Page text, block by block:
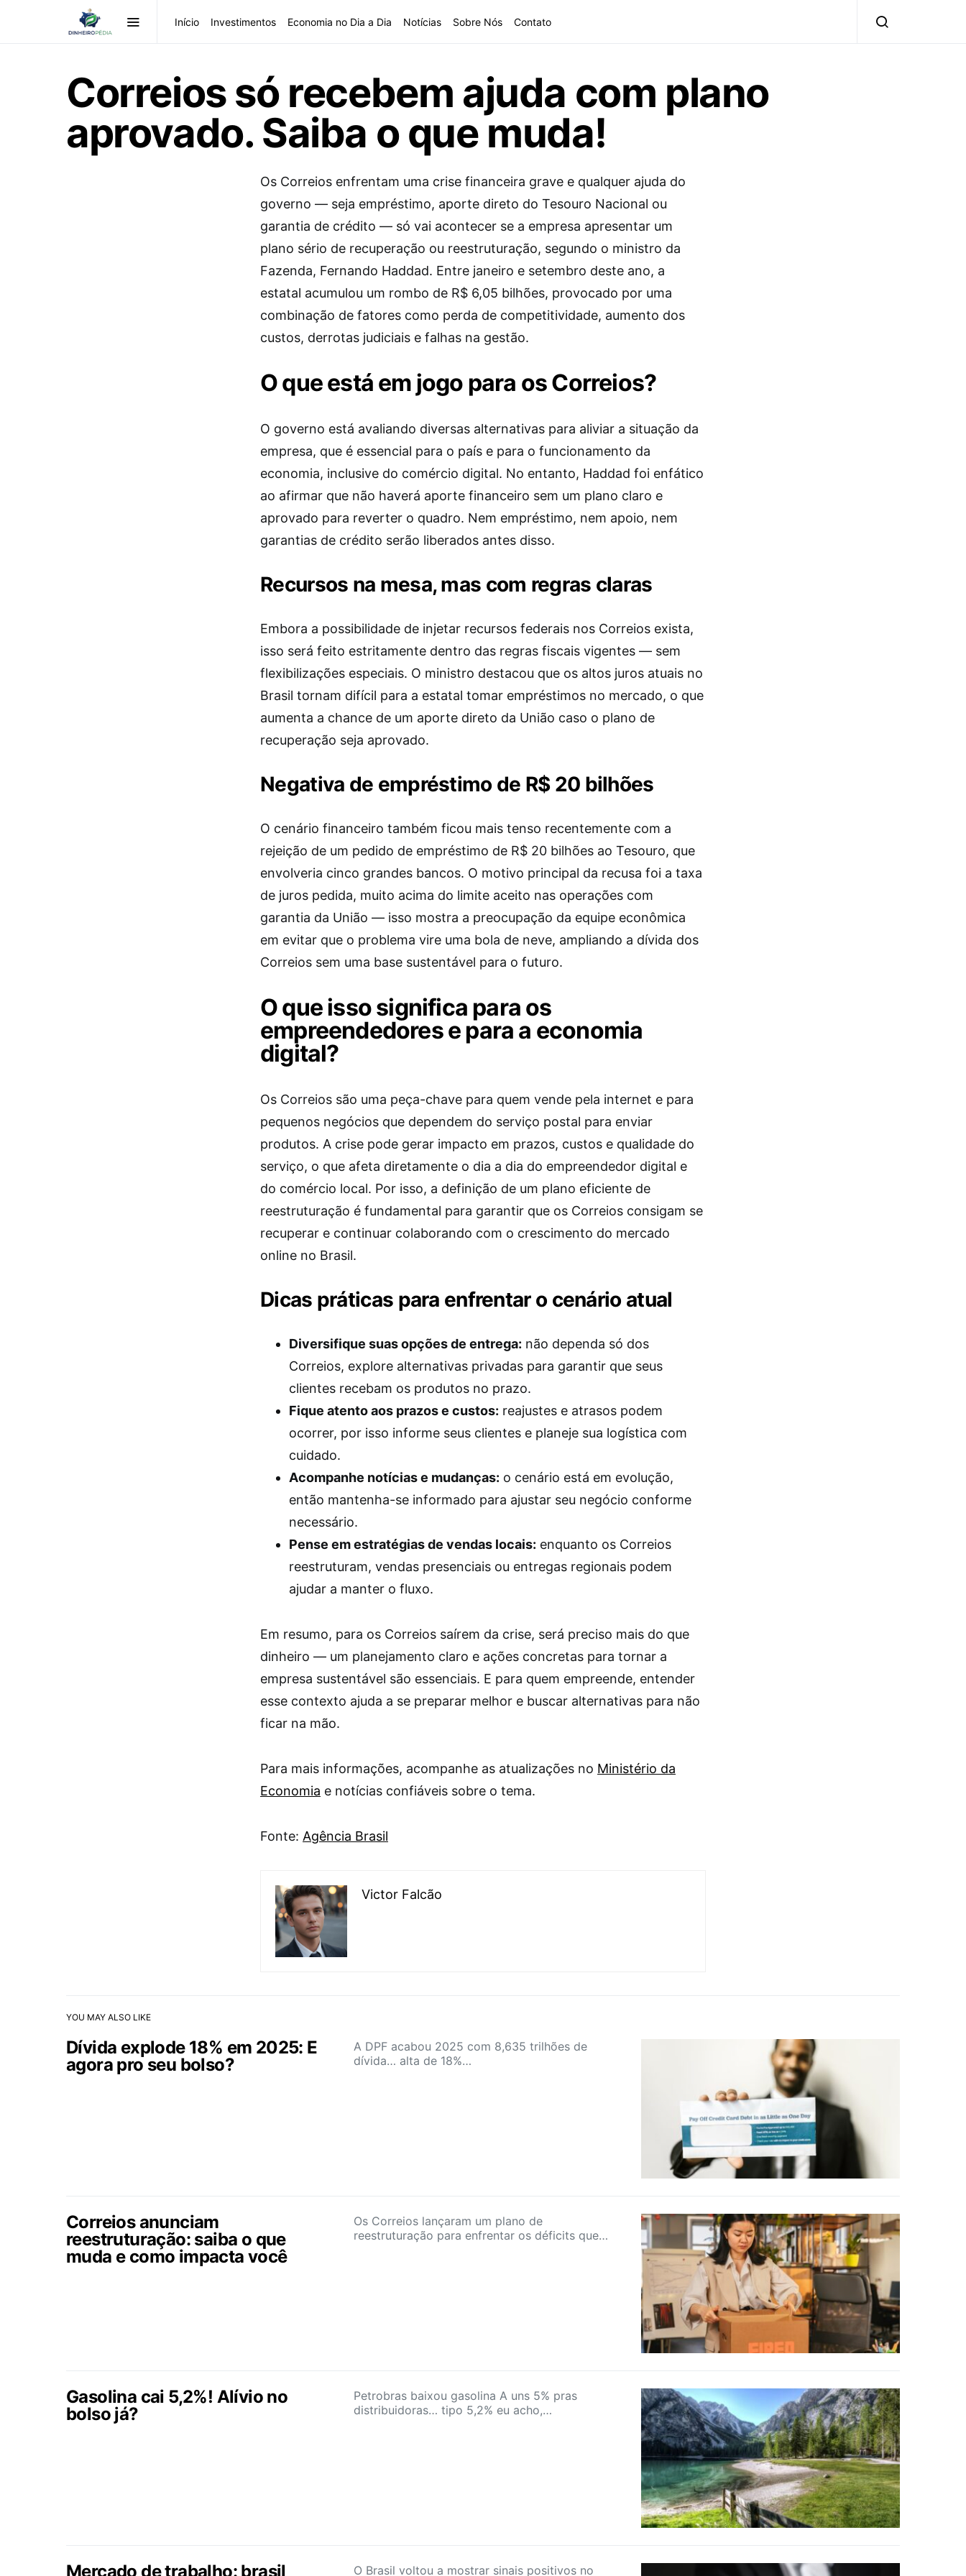
Início Investimentos Economia no Dia a Dia Notícias Sobre Nós Contato
Correios só recebem ajuda com plano
aprovado. Saiba o que muda!
Os Correios enfrentam uma crise financeira grave e qualquer ajuda do
governo — seja empréstimo, aporte direto do Tesouro Nacional ou
garantia de crédito — só vai acontecer se a empresa apresentar um
plano sério de recuperação ou reestruturação, segundo o ministro da
Fazenda, Fernando Haddad. Entre janeiro e setembro deste ano, a
estatal acumulou um rombo de R$ 6,05 bilhões, provocado por uma
combinação de fatores como perda de competitividade, aumento dos
custos, derrotas judiciais e falhas na gestão.
O que está em jogo para os Correios?
O governo está avaliando diversas alternativas para aliviar a situação da
empresa, que é essencial para o país e para o funcionamento da
economia, inclusive do comércio digital. No entanto, Haddad foi enfático
ao afirmar que não haverá aporte financeiro sem um plano claro e
aprovado para reverter o quadro. Nem empréstimo, nem apoio, nem
garantias de crédito serão liberados antes disso.
Recursos na mesa, mas com regras claras
Embora a possibilidade de injetar recursos federais nos Correios exista,
isso será feito estritamente dentro das regras fiscais vigentes — sem
flexibilizações especiais. O ministro destacou que os altos juros atuais no
Brasil tornam difícil para a estatal tomar empréstimos no mercado, o que
aumenta a chance de um aporte direto da União caso o plano de
recuperação seja aprovado.
Negativa de empréstimo de R$ 20 bilhões
O cenário financeiro também ficou mais tenso recentemente com a
rejeição de um pedido de empréstimo de R$ 20 bilhões ao Tesouro, que
envolveria cinco grandes bancos. O motivo principal da recusa foi a taxa
de juros pedida, muito acima do limite aceito nas operações com
garantia da União — isso mostra a preocupação da equipe econômica
em evitar que o problema vire uma bola de neve, ampliando a dívida dos
Correios sem uma base sustentável para o futuro.
O que isso significa para os
empreendedores e para a economia
digital?
Os Correios são uma peça-chave para quem vende pela internet e para
pequenos negócios que dependem do serviço postal para enviar
produtos. A crise pode gerar impacto em prazos, custos e qualidade do
serviço, o que afeta diretamente o dia a dia do empreendedor digital e
do comércio local. Por isso, a definição de um plano eficiente de
reestruturação é fundamental para garantir que os Correios consigam se
recuperar e continuar colaborando com o crescimento do mercado
online no Brasil.
Dicas práticas para enfrentar o cenário atual
Diversifique suas opções de entrega: não dependa só dos
Correios, explore alternativas privadas para garantir que seus
clientes recebam os produtos no prazo.
Fique atento aos prazos e custos: reajustes e atrasos podem
ocorrer, por isso informe seus clientes e planeje sua logística com
cuidado.
Acompanhe notícias e mudanças: o cenário está em evolução,
então mantenha-se informado para ajustar seu negócio conforme
necessário.
Pense em estratégias de vendas locais: enquanto os Correios
reestruturam, vendas presenciais ou entregas regionais podem
ajudar a manter o fluxo.
Em resumo, para os Correios saírem da crise, será preciso mais do que
dinheiro — um planejamento claro e ações concretas para tornar a
empresa sustentável são essenciais. E para quem empreende, entender
esse contexto ajuda a se preparar melhor e buscar alternativas para não
ficar na mão.
Para mais informações, acompanhe as atualizações no Ministério da
Economia e notícias confiáveis sobre o tema.
Fonte: Agência Brasil
Victor Falcão
YOU MAY ALSO LIKE
Dívida explode 18% em 2025: E
agora pro seu bolso?
A DPF acabou 2025 com 8,635 trilhões de
dívida… alta de 18%…
Correios anunciam
reestruturação: saiba o que
muda e como impacta você
Os Correios lançaram um plano de
reestruturação para enfrentar os déficits que…
Gasolina cai 5,2%! Alívio no
bolso já?
Petrobras baixou gasolina A uns 5% pras
distribuidoras… tipo 5,2% eu acho,…
Mercado de trabalho: brasil O Brasil voltou a mostrar sinais positivos no